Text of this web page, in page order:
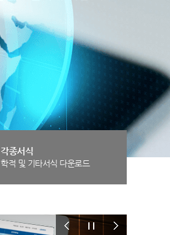
각종서식
학적 및 기타서식 다운로드